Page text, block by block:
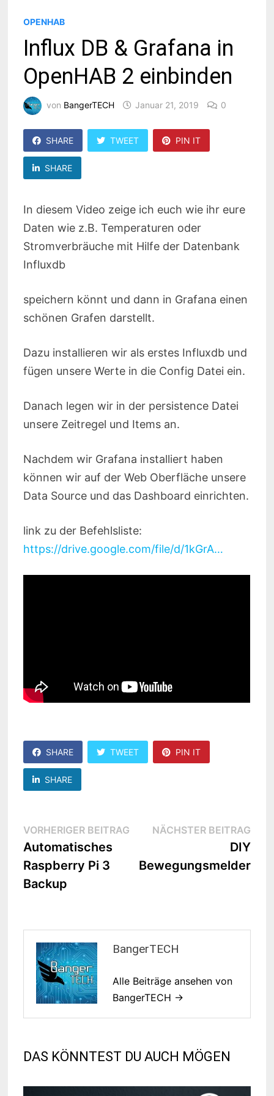
OPENHAB
Influx DB & Grafana in
OpenHAB 2 einbinden
von BangerTECH Januar 21, 2019 0
SHARE TWEET PIN IT
SHARE
In diesem Video zeige ich euch wie ihr eure
Daten wie z.B. Temperaturen oder
Stromverbräuche mit Hilfe der Datenbank
Influxdb
speichern könnt und dann in Grafana einen
schönen Grafen darstellt.
Dazu installieren wir als erstes Influxdb und
fügen unsere Werte in die Config Datei ein.
Danach legen wir in der persistence Datei
unsere Zeitregel und Items an.
Nachdem wir Grafana installiert haben
können wir auf der Web Oberfläche unsere
Data Source und das Dashboard einrichten.
link zu der Befehlsliste:
https://drive.google.com/file/d/1kGrA…
SHARE TWEET PIN IT
SHARE
Beitragsnavigation
VORHERIGER BEITRAG Vorheriger
Automatisches
Raspberry Pi 3
Backup
NÄCHSTER BEITRAG
DIY
Bewegungsmelder
BangerTECH
Alle Beiträge ansehen von
BangerTECH →
DAS KÖNNTEST DU AUCH MÖGEN